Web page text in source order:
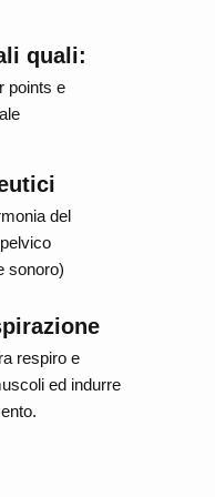
quali:
points e
del
sonoro)
respiro e
ed indurre